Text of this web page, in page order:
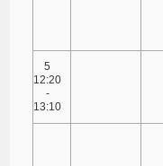
5
12:20
-
13:10